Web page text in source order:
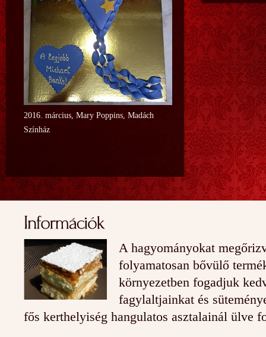
2016. március, Mary Poppins, Madách
Színház
A hagyományokat
folyamatosan bővülő
környezetben fogadjuk
fagylaltjainkat és
fős kerthelyiség hangulatos asztalainál ülve